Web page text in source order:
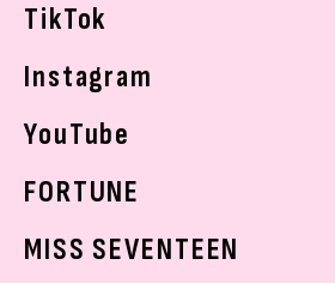
TikTok
Instagram
YouTube
FORTUNE
MISS SEVENTEEN